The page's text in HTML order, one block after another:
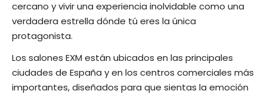
cercano y vivir una experiencia inolvidable como una
verdadera estrella dónde tú eres la única
protagonista.
Los salones EXM están ubicados en las principales
ciudades de España y en los centros comerciales más
importantes, diseñados para que sientas la emoción